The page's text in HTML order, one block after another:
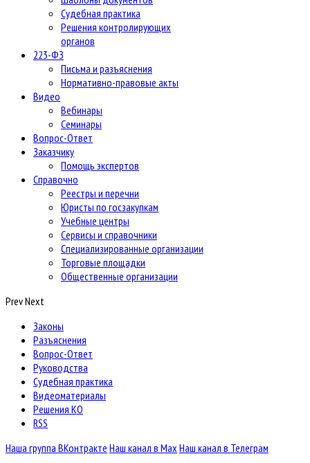
Судебная практика
Решения контролирующих
органов
223-ФЗ
Письма и разъяснения
Нормативно-правовые акты
Видео
Вебинары
Семинары
Вопрос-Ответ
Заказчику
Помощь экспертов
Справочно
Реестры и перечни
Юристы по госзакупкам
Учебные центры
Сервисы и справочники
Специализированные организации
Торговые площадки
Общественные организации
PrevNext
Законы
Разъяснения
Вопрос-Ответ
Руководства
Судебная практика
Видеоматериалы
Решения КО
RSS
Наша группа ВКонтракте Наш канал в Max Наш канал в Телеграм